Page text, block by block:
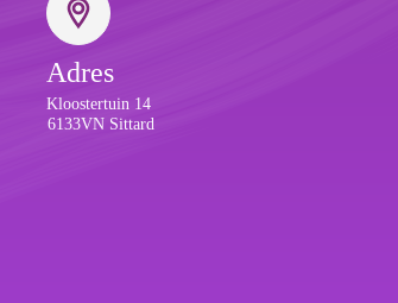
Adres
Kloostertuin 14
6133VN Sittard